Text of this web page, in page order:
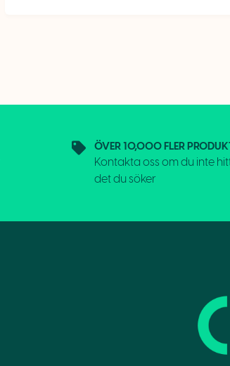
ÖVER 10,000 FLER
Kontakta oss om du inte
det du söker